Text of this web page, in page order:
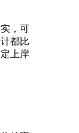
，可
都比
上岸